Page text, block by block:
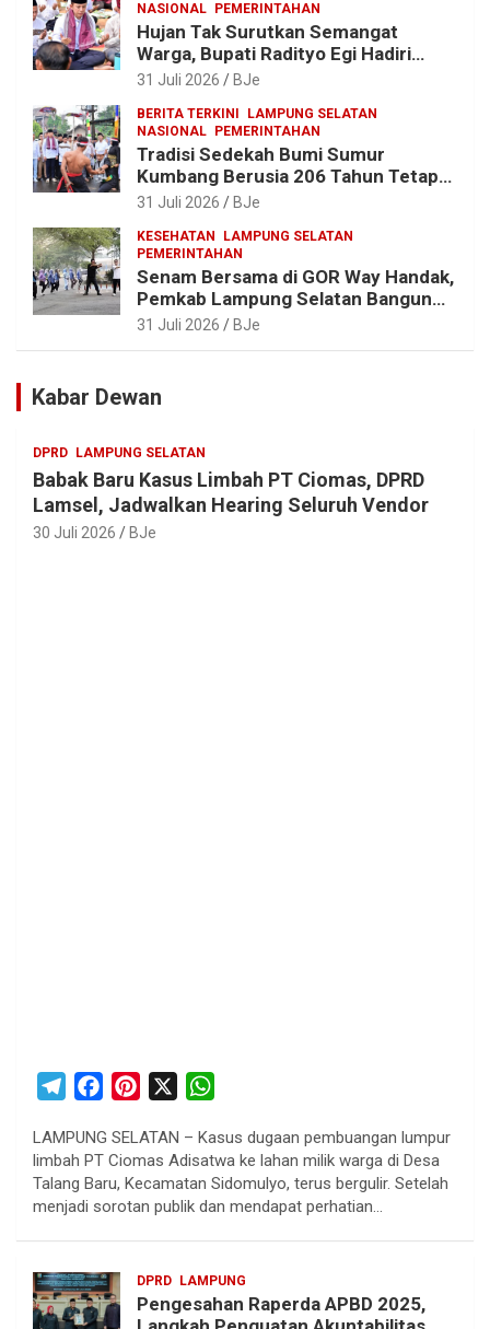
NASIONAL
PEMERINTAHAN
Hujan Tak Surutkan Semangat
Warga, Bupati Radityo Egi Hadiri
Tradisi Sedekah Bumi 206 Tahun di
31 Juli 2026 BJe
BERITA TERKINI
LAMPUNG SELATAN
NASIONAL
PEMERINTAHAN
Tradisi Sedekah Bumi Sumur
Kumbang Berusia 206 Tahun Tetap
Lestari, Bupati Egi Ajak Generasi
31 Juli 2026 BJe
KESEHATAN
LAMPUNG SELATAN
PEMERINTAHAN
Senam Bersama di GOR Way Handak,
Pemkab Lampung Selatan Bangun
ASN Sehat, Solid dan Siap Berikan
31 Juli 2026 BJe
Kabar Dewan
DPRD LAMPUNG SELATAN
Babak Baru Kasus Limbah PT Ciomas, DPRD
Lamsel, Jadwalkan Hearing Seluruh Vendor
30 Juli 2026 BJe
l
e
g
m
c
e
b
k
n
t
e
s
t
a
t
s
p
LAMPUNG SELATAN – Kasus dugaan pembuangan lumpur
limbah PT Ciomas Adisatwa ke lahan milik warga di Desa
Talang Baru, Kecamatan Sidomulyo, terus bergulir. Setelah
menjadi sorotan publik dan mendapat perhatian…
DPRD LAMPUNG
Pengesahan Raperda APBD 2025,